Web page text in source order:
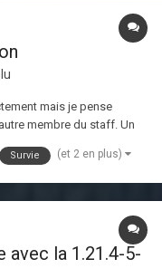
mais je pense
membre du staff. Un
pas avec eux.
Survie (et 2 en plus)
avec la 1.21.4-5-